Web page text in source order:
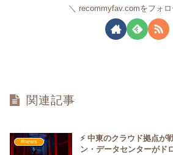
recommyfav.comをフォ
関連記事
#news
⚡ 中東のクラウド拠点が
ン・データセンターがド